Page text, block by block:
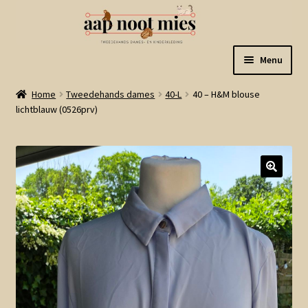
naar
navigatie
de
inhoud
Menu
Welkom
Winkel
Mijn account
Winkelmand
Linkjes
Home Tweedehands dames 40-L
40 – H&M blouse
lichtblauw (0526prv)